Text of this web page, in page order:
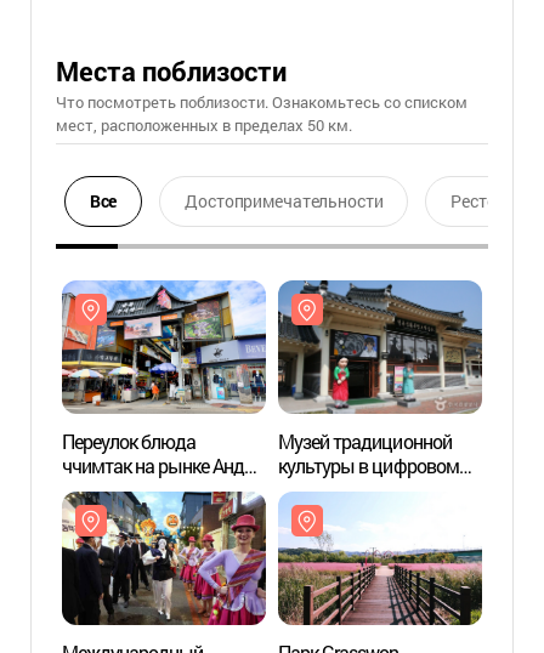
Места поблизости
Что посмотреть поблизости. Ознакомьтесь со списком
мест, расположенных в пределах 50 км.
Все Достопримечательности Ресторан
Переулок блюда
ччимтак на рынке Андон
(안동시장 찜닭골목)
Музей традиционной
культуры в цифровом
формате
(전통문화콘텐츠박물관)